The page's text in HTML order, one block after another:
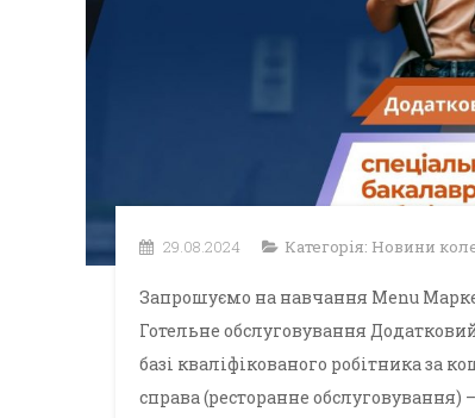
29.08.2024 Категорія: Новини
Запрошуємо на навчання Menu
Готельне обслуговування
базі кваліфікованого робітника за
справа (ресторанне обслуговування)